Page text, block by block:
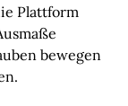
Plattform
bewegen